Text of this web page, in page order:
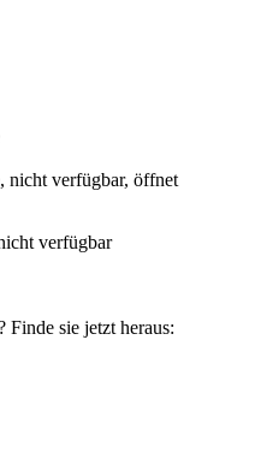
nicht verfügbar, öffnet
verfügbar
Finde sie jetzt heraus: